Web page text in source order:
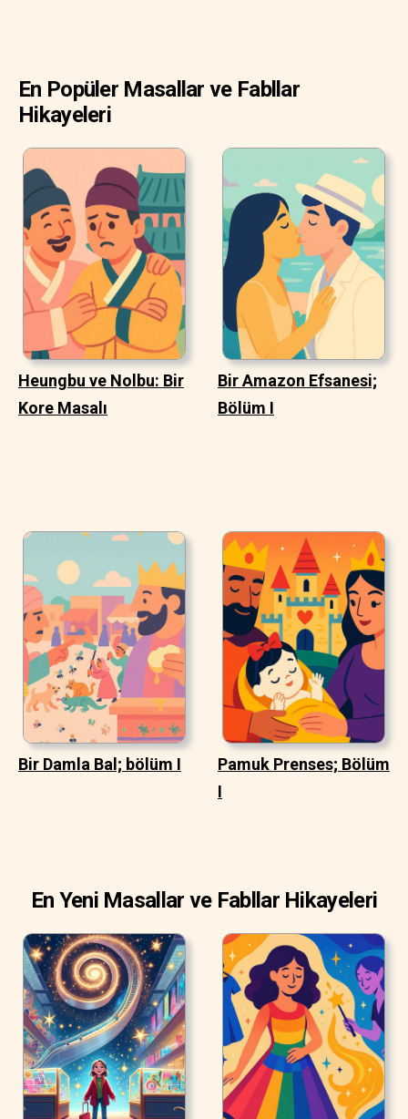
En Popüler Masallar ve Fabllar
Hikayeleri
Heungbu ve Nolbu: Bir
Kore Masalı
Bir Amazon Efsanesi;
Bölüm I
Bir Damla Bal; bölüm I
Pamuk Prenses; Bölüm
I
En Yeni Masallar ve Fabllar Hikayeleri